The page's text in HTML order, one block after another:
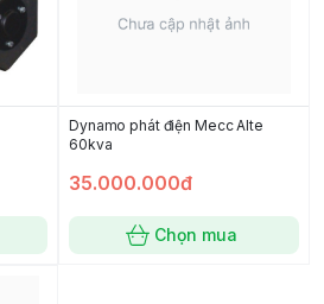
Dynamo phát điện Mecc Alte
60kva
35.000.000đ
Chọn mua